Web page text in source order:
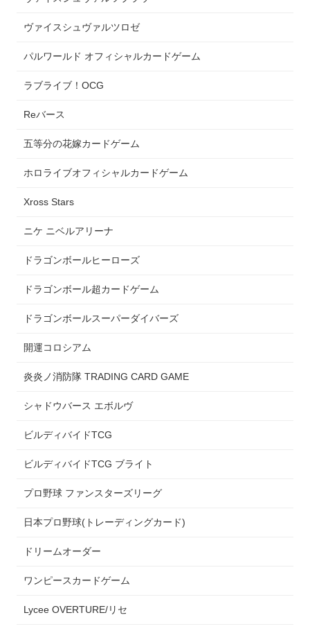
ヴァイスシュヴァルツロゼ
パルワールド オフィシャルカードゲーム
ラブライブ！OCG
Reバース
五等分の花嫁カードゲーム
ホロライブオフィシャルカードゲーム
Xross Stars
ニケ ニベルアリーナ
ドラゴンボールヒーローズ
ドラゴンボール超カードゲーム
ドラゴンボールスーパーダイバーズ
開運コロシアム
炎炎ノ消防隊 TRADING CARD GAME
シャドウバース エボルヴ
ビルディバイドTCG
ビルディバイドTCG ブライト
プロ野球 ファンスターズリーグ
日本プロ野球(トレーディングカード)
ドリームオーダー
ワンピースカードゲーム
Lycee OVERTURE/リセ